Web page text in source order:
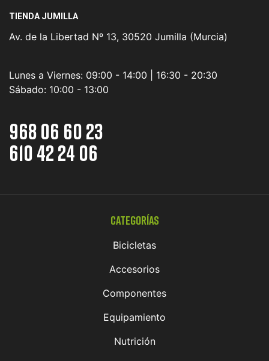
TIENDA JUMILLA
Av. de la Libertad Nº 13, 30520 Jumilla (Murcia)
Lunes a Viernes: 09:00 - 14:00 | 16:30 - 20:30
Sábado: 10:00 - 13:00
968 06 60 23
610 42 24 06
Categorías
Bicicletas
Accesorios
Componentes
Equipamiento
Nutrición